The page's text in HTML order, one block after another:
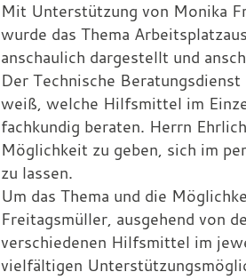
Mit Unterstützung von Monika
wurde das Thema
anschaulich dargestellt und
Der Technische
weiß, welche Hilfsmittel im
fachkundig beraten. Herrn
Möglichkeit zu geben, sich im
zu lassen.
Um das Thema und die
Freitagsmüller, ausgehend von
verschiedenen Hilfsmittel im
vielfältigen